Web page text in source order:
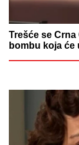
Trešće se
bombu koja će